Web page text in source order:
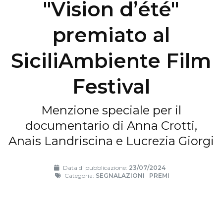
"Vision d’été"
premiato al
SiciliAmbiente Film
Festival
Menzione speciale per il
documentario di Anna Crotti,
Anais Landriscina e Lucrezia Giorgi
Data di pubblicazione: 23/07/2024
Categoria: SEGNALAZIONI · PREMI